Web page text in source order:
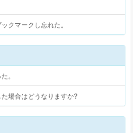
クマークし忘れた。
。
場合はどうなりますか?